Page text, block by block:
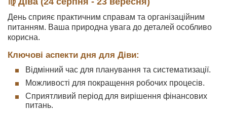
День сприяє практичним справам та організаційним
питанням. Ваша природна увага до деталей особливо
корисна.
Ключові аспекти дня для Діви:
Відмінний час для планування та систематизації.
Можливості для покращення робочих процесів.
Сприятливий період для вирішення фінансових
питань.